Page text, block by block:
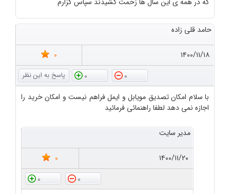
حامد قلی زاده
۱۴۰۰/۱۱/۱۸
0
0
0
با سلام امکان تصدیق مویابل و ایمل فراهم نیست و امکان خرید را
اجازه نمی دهد لطفا راهنمائی فرمائید
مدیر سایت
۱۴۰۰/۱۱/۲۰
0
0
0